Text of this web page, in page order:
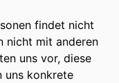
findet nicht
nicht mit anderen
uns vor, diese
uns konkrete